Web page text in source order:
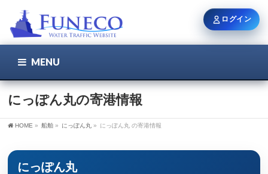
MENU
にっぽん丸の寄港情報
HOME » 船舶 » にっぽん丸 » にっぽん丸 の寄港情報
にっぽん丸
ログイン
ユーザー名 / メール